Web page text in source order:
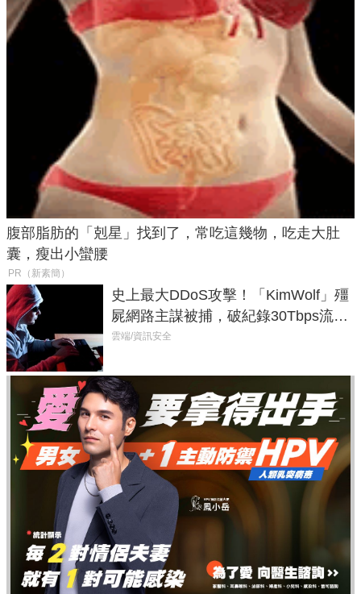
腹部脂肪的「剋星」找到了，常吃這幾物，吃走大肚
囊，瘦出小蠻腰
PR（新素簡）
史上最大DDoS攻擊！「KimWolf」殭
屍網路主謀被捕，破紀錄30Tbps流量
癱瘓全球！
雲端/資訊安全